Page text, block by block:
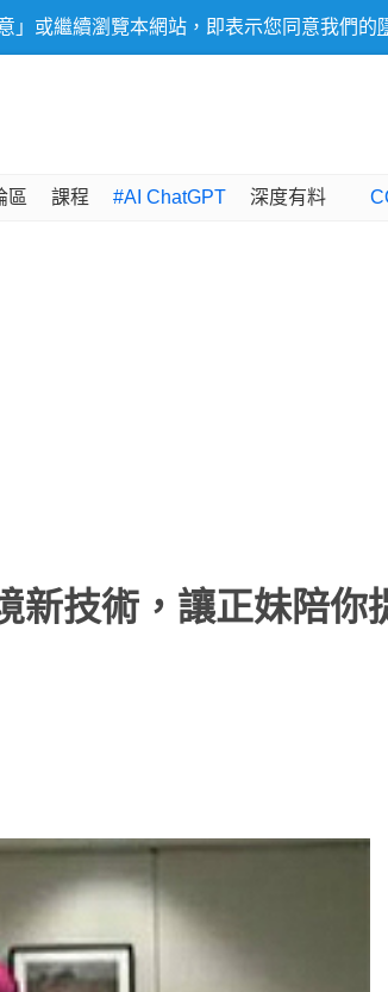
」或繼續瀏覽本網站，即表示您同意我們的
區 課程 #AI ChatGPT 深度有料
新技術，讓正妹陪你